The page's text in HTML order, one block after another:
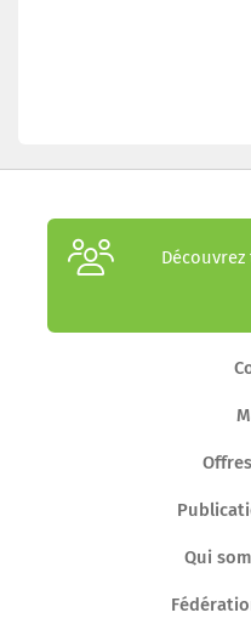
Qui